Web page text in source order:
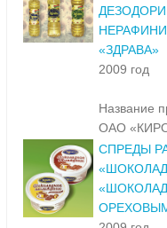
«ЗДРАВА»
2009 год
Название
ОАО
СПРЕДЫ